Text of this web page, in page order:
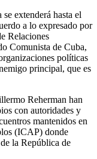
extenderá hasta el
a lo expresado por
Relaciones
Comunista de Cuba,
políticas
principal, que es
Reherman han
con autoridades y
mantenidos en
(ICAP) donde
la República de